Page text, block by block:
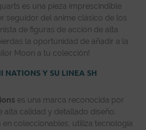
es una pieza imprescindible
seguidor del anime clásico de los
de figuras de acción de alta
la oportunidad de añadir a la
Moon a tu colección!
NATIONS Y SU LINEA SH
es una marca reconocida por
alta calidad y detallado diseño.
en coleccionables, utiliza tecnología